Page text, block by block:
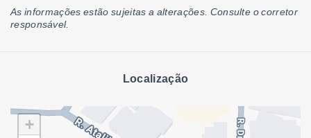
As informações estão sujeitas a alterações. Consulte o corretor
responsável.
Localização
+